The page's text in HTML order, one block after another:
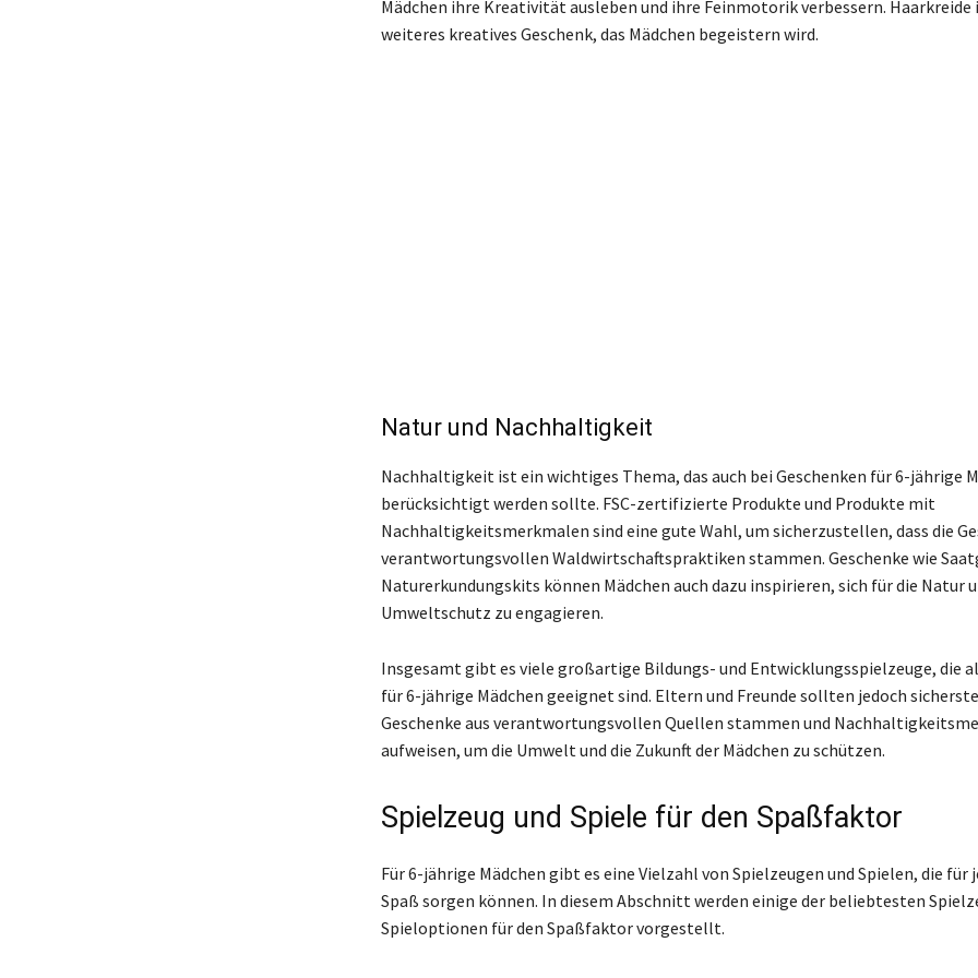
Mädchen ihre Kreativität ausleben und ihre Feinmotorik verbessern. Haarkreide
weiteres kreatives Geschenk, das Mädchen begeistern wird.
Natur und Nachhaltigkeit
Nachhaltigkeit ist ein wichtiges Thema, das auch bei Geschenken für 6-jährige
berücksichtigt werden sollte. FSC-zertifizierte Produkte und Produkte mit
Nachhaltigkeitsmerkmalen sind eine gute Wahl, um sicherzustellen, dass die
verantwortungsvollen Waldwirtschaftspraktiken stammen. Geschenke wie
Naturerkundungskits können Mädchen auch dazu inspirieren, sich für die Natur
Umweltschutz zu engagieren.
Insgesamt gibt es viele großartige Bildungs- und Entwicklungsspielzeuge, die
für 6-jährige Mädchen geeignet sind. Eltern und Freunde sollten jedoch
Geschenke aus verantwortungsvollen Quellen stammen und
aufweisen, um die Umwelt und die Zukunft der Mädchen zu schützen.
Spielzeug und Spiele für den Spaßfaktor
Für 6-jährige Mädchen gibt es eine Vielzahl von Spielzeugen und Spielen, die für
Spaß sorgen können. In diesem Abschnitt werden einige der beliebtesten
Spieloptionen für den Spaßfaktor vorgestellt.